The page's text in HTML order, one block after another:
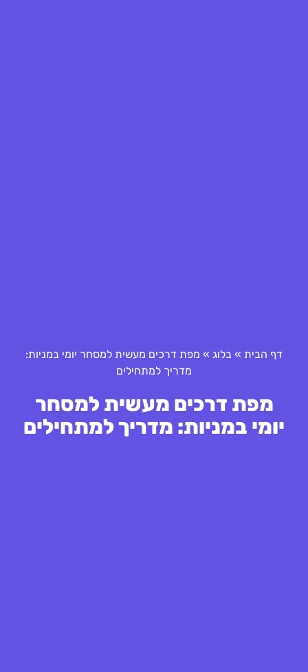
דף הבית » בלוג » מפת דרכים מעשית למסחר יומי במניות:
מדריך למתחילים
מפת דרכים מעשית למסחר
יומי במניות: מדריך למתחילים